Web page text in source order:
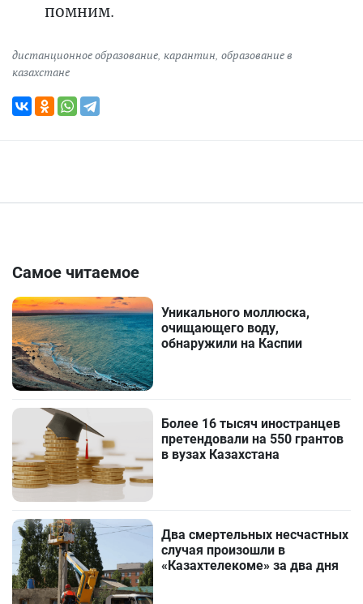
помним.
дистанционное образование, карантин, образование в
казахстане
Самое читаемое
Уникального моллюска,
очищающего воду,
обнаружили на Каспии
Более 16 тысяч иностранцев
претендовали на 550 грантов
в вузах Казахстана
Два смертельных несчастных
случая произошли в
«Казахтелекоме» за два дня